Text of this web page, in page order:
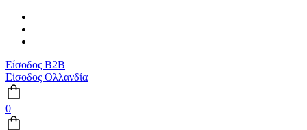
Είσοδος B2B
Είσοδος Ολλανδία
0